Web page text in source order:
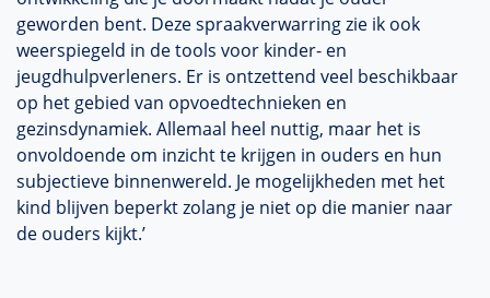
geworden bent. Deze spraakverwarring zie ik ook
weerspiegeld in detools voor kinder- en
jeugdhulpverleners. Er is ontzettend veel beschikbaar
op het gebied van opvoedtechnieken en
gezinsdynamiek. Allemaal heel nuttig, maar het is
onvoldoende om inzicht te krijgen in ouders en hun
subjectieve binnenwereld. Je mogelijkheden met het
kind blijven beperkt zolang je niet op die manier naar
de ouders kijkt.’